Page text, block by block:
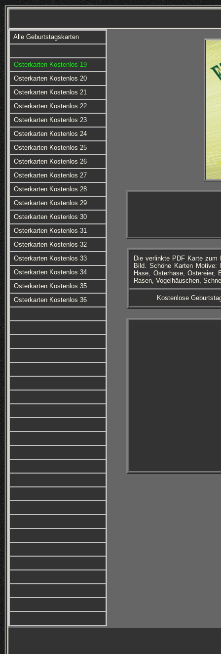
Alle Geburtstagskarten
Osterkarten Kostenlos 19
Osterkarten Kostenlos 20
Osterkarten Kostenlos 21
Osterkarten Kostenlos 22
Osterkarten Kostenlos 23
Osterkarten Kostenlos 24
Osterkarten Kostenlos 25
Osterkarten Kostenlos 26
Osterkarten Kostenlos 27
Osterkarten Kostenlos 28
Osterkarten Kostenlos 29
Osterkarten Kostenlos 30
Osterkarten Kostenlos 31
Osterkarten Kostenlos 32
Osterkarten Kostenlos 33
Osterkarten Kostenlos 34
Osterkarten Kostenlos 35
Osterkarten Kostenlos 36
Die verlinkte PDF Karte zum
Bild. Schöne Karten Motive:
Hase, Osterhase, Ostereier,
Rasen, Vogelhäuschen,
Kostenlose